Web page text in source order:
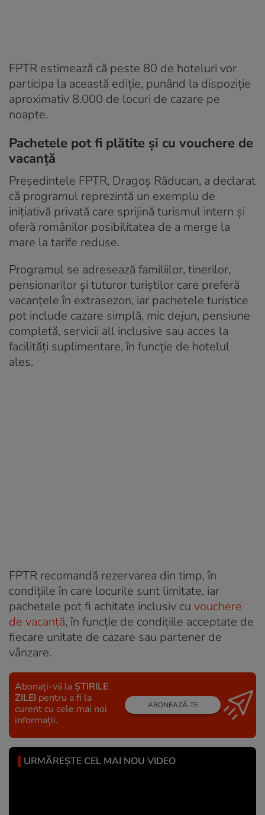
FPTR estimează că peste 80 de hoteluri vor
participa la această ediţie, punând la dispoziţie
aproximativ 8.000 de locuri de cazare pe
noapte.
Pachetele pot fi plătite şi cu vouchere de
vacanţă
Preşedintele FPTR, Dragoş Răducan, a declarat
că programul reprezintă un exemplu de
iniţiativă privată care sprijină turismul intern şi
oferă românilor posibilitatea de a merge la
mare la tarife reduse.
Programul se adresează familiilor, tinerilor,
pensionarilor şi tuturor turiştilor care preferă
vacanţele în extrasezon, iar pachetele turistice
pot include cazare simplă, mic dejun, pensiune
completă, servicii all inclusive sau acces la
facilităţi suplimentare, în funcţie de hotelul
ales.
FPTR recomandă rezervarea din timp, în
condiţiile în care locurile sunt limitate, iar
pachetele pot fi achitate inclusiv cu vouchere
de vacanţă, în funcţie de condiţiile acceptate de
fiecare unitate de cazare sau partener de
vânzare.
Abonați-vă la ȘTIRILE
ZILEI pentru a fi la
curent cu cele mai noi
informații.
ABONEAZĂ-TE
URMĂREȘTE CEL MAI NOU VIDEO